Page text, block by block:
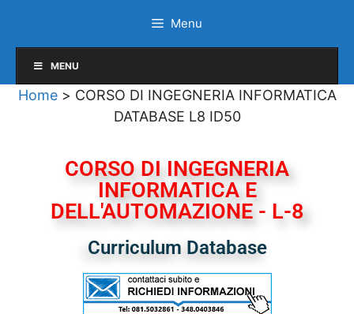
Menu
MENU
Home > CORSO DI INGEGNERIA INFORMATICA
DATABASE L8 ID50
CORSO DI INGEGNERIA
INFORMATICA E
DELL'AUTOMAZIONE - L-8
Curriculum Database